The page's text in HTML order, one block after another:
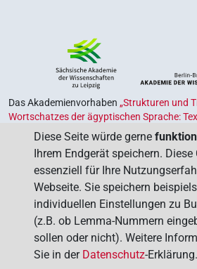
Das Akademienvorhaben „Strukturen und
Wortschatzes der ägyptischen Sprache:
Alten Ägypten‟
ist Teil des von Bund und
Akademienprogramms , das der Erhaltung,
Vergegenwärtigung unseres kulturellen
das Programm von derUnion der
Wissenschaften.
Diese Seite würde gerne
Ihrem Endgerät speichern. Diese
essenziell für Ihre
Webseite. Sie speichern
individuellen Einstellungen zu
(z.B. ob Lemma-Nummern
sollen oder nicht). Weitere
Sie in der Datenschutz-Erklärung.